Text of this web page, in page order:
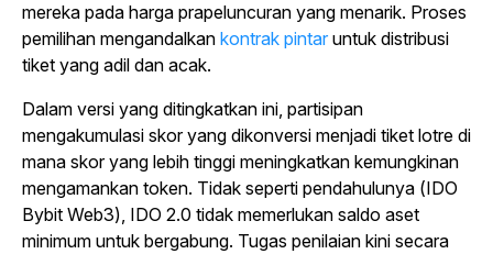
mereka pada harga prapeluncuran yang menarik. Proses
pemilihan mengandalkan kontrak pintar untuk distribusi
tiket yang adil dan acak.
Dalam versi yang ditingkatkan ini, partisipan
mengakumulasi skor yang dikonversi menjadi tiket lotre di
mana skor yang lebih tinggi meningkatkan kemungkinan
mengamankan token. Tidak seperti pendahulunya (IDO
Bybit Web3), IDO 2.0 tidak memerlukan saldo aset
minimum untuk bergabung. Tugas penilaian kini secara